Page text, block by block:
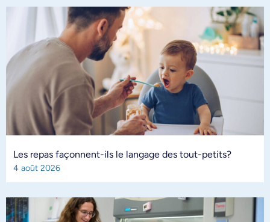
Les repas façonnent-ils le langage des tout-petits?
4 août 2026